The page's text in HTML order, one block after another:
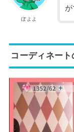
ぽよよ
が
コーディネー